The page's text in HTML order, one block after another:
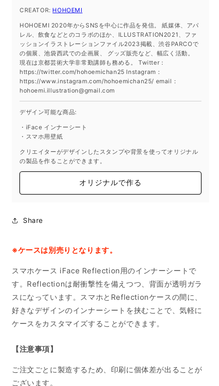
12/12
の
数
量
を
減
ら
12/12
Pro
の
数
量
を
増
や
CREATOR: HOHOEMI
HOHOEMI 2020年からSNSを中心に作品を発信。 紙媒体、アパ
レル、飲食などとのコラボのほか、ILLUSTRATION2021、ファ
ッションイラストレーションファイル2023掲載、渋谷PARCOで
の個展、池袋西武での企画展、 グッズ販売など、幅広く活動。
現在は京都芸術大学非常勤講師も務める。 Twitter：
https://twitter.com/hohoemichan25 Instagram：
https://www.instagram.com/hohoemichan25/ email：
hohoemi.illustration@gmail.com
デザイン可能な商品:
・iFace インナーシート
・スマホ用壁紙
クリエイターがデザインしたスタンプや背景を使ってオリジナル
の製品を作ることができます。
オリジナルで作る
Share
※ケースは別売りとなります。
スマホケース iFace Reflection用のインナーシートで
す。Reflectionは耐衝撃性を備えつつ、背面が透明ガラ
スになっています。スマホとReflectionケースの間に、
好きなデザインのインナーシートを挟むことで、気軽に
ケースをカスタマイズすることができます。
【注意事項】
ご注文ごとに製造するため、印刷に個体差が出ることが
ございます。